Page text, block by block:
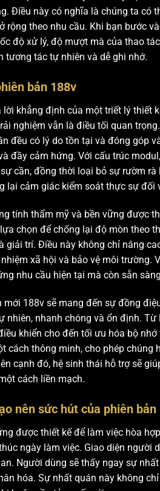
Điều này có nghĩa là chúng ta có
rộng theo nhu cầu. Khi bạn bước
độ xử lý, độ mượt mà của thao
tương tác tự nhiên và dễ ghi nhớ.
bản 188v
khẳng định của một triết lý thiết
nghiệm vẫn là điều tối quan
đều có lý do tồn tại và đóng góp
đầy cảm hứng. Với cấu trúc
cần, đồng thời loại bỏ sự rườm
lại cảm giác kiểm soát thực sự đối
tính thẩm mỹ và bền vững được
chọn để chống lại độ mòn theo
giải trí. Điều này không chỉ nâng
xã hội và bảo vệ môi trường.
nhu cầu hiện tại mà còn sẵn
mới 188v sẽ mang đến sự đồng
nhiên, nhanh chóng và ổn định.
khiển cho đến tối ưu hóa bộ
cách thông minh, cho phép
cạnh đó, hệ sinh thái hỗ trợ sẽ
cách liền mạch.
nên sức hút của phiên bản
được thiết kế để làm việc hòa
ngày làm việc. Giao diện
Người dùng sẽ thấy ngay sự
hóa. Sự nhất quán này không